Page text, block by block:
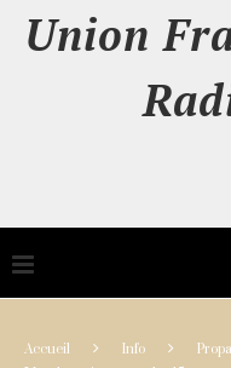
Union
Accueil Info